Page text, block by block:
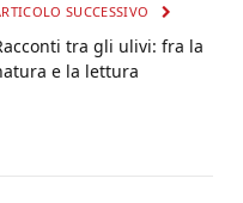
SUCCESSIVO
tra gli ulivi: fra la
e la lettura